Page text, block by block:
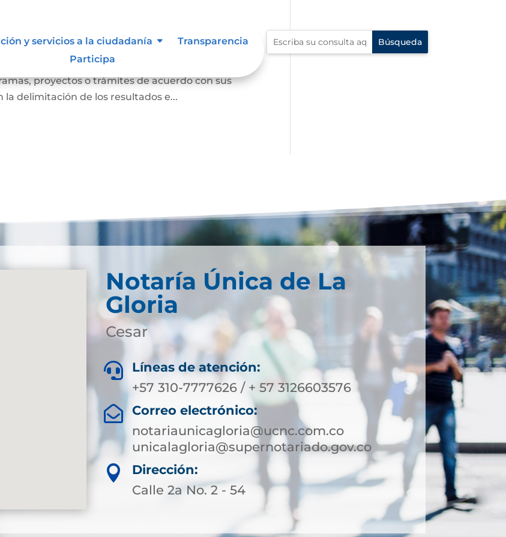
y servicios a la ciudadanía
Transparencia
Participa
mecanismo mediante el cual la sociedad civil
proyectos o trámites de acuerdo con sus
delimitación de los resultados e...
Notaría Única de La
Gloria
Cesar

Líneas de atención:
+57 310-7777626 / + 57 3126603576

Correo electrónico:
notariaunicagloria@ucnc.com.co
unicalagloria@supernotariado.gov.co

Dirección:
Calle 2a No. 2 - 54